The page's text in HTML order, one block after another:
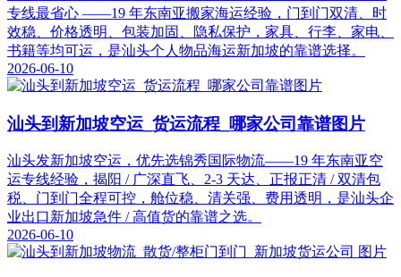
专线最省心 ——19 年东南亚搬家海运经验，门到门双清、时
效稳、价格透明、包装加固、隐私保护，家具、行李、家电、
书籍等均可运，是汕头个人物品海运新加坡的靠谱选择。
2026-06-10
汕头到新加坡空运_货运流程_哪家公司靠谱图片
汕头发新加坡空运，优先选锦秀国际物流——19 年东南亚空
运专线经验，揭阳 / 广深直飞、2-3 天达、正报正清 / 双清包
税、门到门全程可控，舱位稳、清关强、费用透明，是汕头企
业出口新加坡急件 / 高值货的靠谱之选。
2026-06-10